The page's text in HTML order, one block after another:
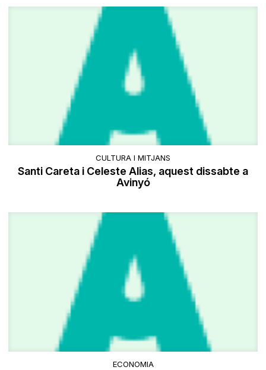
CULTURA I MITJANS
Santi Careta i Celeste Alias, aquest dissabte a
Avinyó
ECONOMIA